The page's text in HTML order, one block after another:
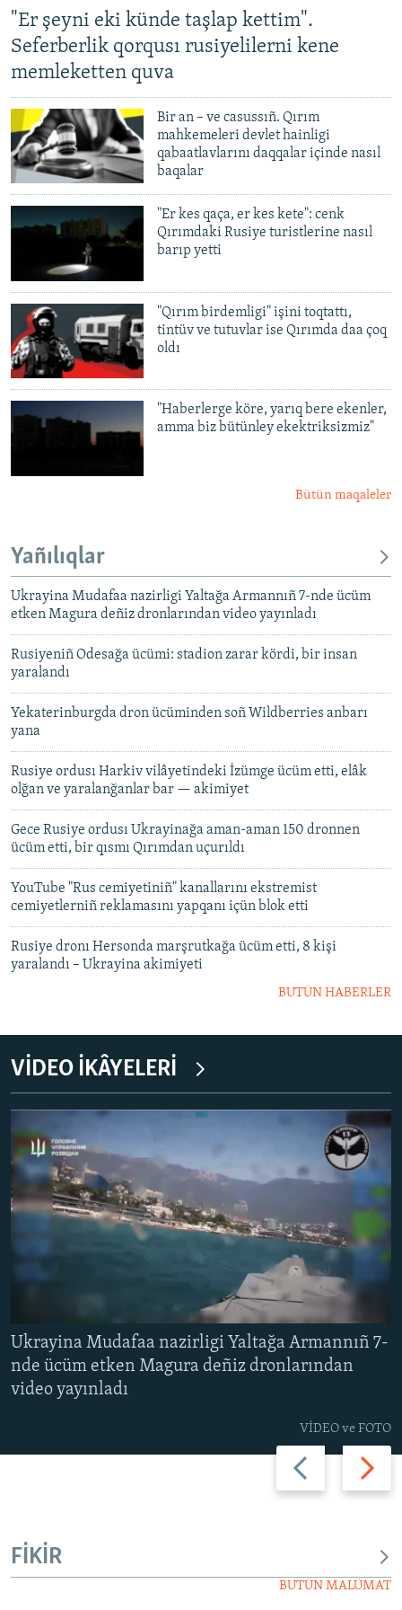
Русский
Українською
QOŞULIÑIZ!
RFE/RS bütün saytları
"Er şeyni eki künde taşlap kettim".
Seferberlik qorqusı rusiyelilerni kene
memleketten quva
Bir an – ve casussıñ. Qırım
mahkemeleri devlet hainligi
qabaatlavlarını daqqalar içinde nasıl
baqalar
"Er kes qaça, er kes kete": cenk
Qırımdaki Rusiye turistlerine nasıl
barıp yetti
"Qırım birdemligi" işini toqtattı,
tintüv ve tutuvlar ise Qırımda daa çoq
oldı
"Haberlerge köre, yarıq bere ekenler,
amma biz bütünley ekektriksizmiz"
Bütün maqaleler
Yañılıqlar
Ukrayina Mudafaa nazirligi Yaltağa Armannıñ 7-nde ücüm
etken Magura deñiz dronlarından video yayınladı
Rusiyeniñ Odesağa ücümi: stadion zarar kördi, bir insan
yaralandı
Yekaterinburgda dron ücüminden soñ Wildberries anbarı
yana
Rusiye ordusı Harkiv vilâyetindeki İzümge ücüm etti, elâk
olğan ve yaralanğanlar bar — akimiyet
Gece Rusiye ordusı Ukrayinağa aman-aman 150 dronnen
ücüm etti, bir qısmı Qırımdan uçurıldı
YouTube "Rus cemiyetiniñ" kanallarını ekstremist
cemiyetlerniñ reklamasını yapqanı içün blok etti
Rusiye dronı Hersonda marşrutkağa ücüm etti, 8 kişi
yaralandı – Ukrayina akimiyeti
BUTÜN HABERLER
VİDEO İKÂYELERİ
Previous
slide
Next
slide
Ukrayina Mudafaa nazirligi Yaltağa Armannıñ 7-
nde ücüm etken Magura deñiz dronlarından
video yayınladı
VİDEO ve FOTO
FİKİR
BUTÜN MALÜMAT